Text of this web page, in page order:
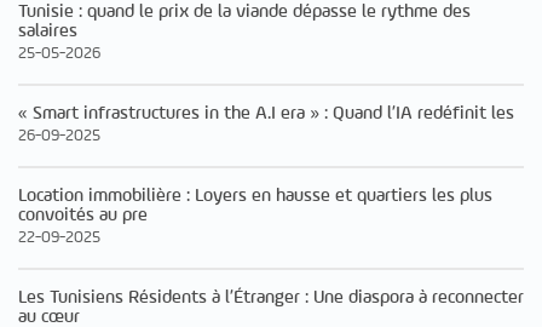
Tunisie : quand le prix de la viande dépasse le rythme des
salaires
25-05-2026
« Smart infrastructures in the A.I era » : Quand l’IA redéfinit les
26-09-2025
Location immobilière : Loyers en hausse et quartiers les plus
convoités au pre
22-09-2025
Les Tunisiens Résidents à l’Étranger : Une diaspora à reconnecter
au cœur